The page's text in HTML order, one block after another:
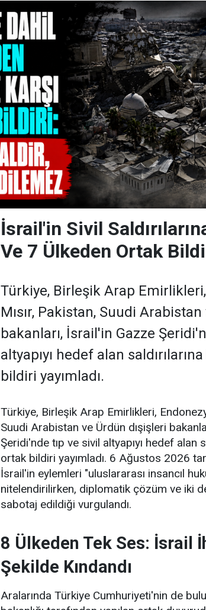
İsrail'in Sivil
Ve 7 Ülkeden Ortak
Türkiye, Birleşik Arap
Mısır, Pakistan, Suudi
bakanları, İsrail'in Gazze
altyapıyı hedef alan
bildiri yayımladı.
Türkiye, Birleşik Arap Emirlikleri,
Suudi Arabistan ve Ürdün dışişleri
Şeridi'nde tıp ve sivil altyapıyı hedef alan
ortak bildiri yayımladı. 6 Ağustos 2026
İsrail'in eylemleri "uluslararası insancıl
nitelendirilirken, diplomatik çözüm ve iki
sabotaj edildiği vurgulandı.
8 Ülkeden Tek Ses: İsrail
Şekilde Kındandı
Aralarında Türkiye Cumhuriyeti'nin de